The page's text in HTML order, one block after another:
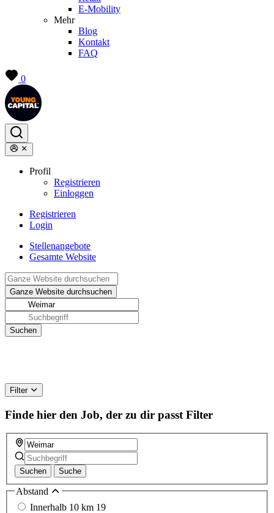
E-Mobility
Mehr
Blog
Kontakt
FAQ
0
Profil
Registrieren
Einloggen
Registrieren
Login
Stellenangebote
Gesamte Website
Filter
Finde hier den Job, der zu dir passt Filter
Suchen Suche
Abstand
Innerhalb 10 km 19